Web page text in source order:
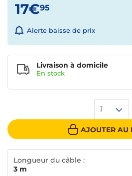
17€95
Alerte baisse de prix
1
AJOUTER AU
Livraison à domicile
En stock
Longueur du câble :
3 m